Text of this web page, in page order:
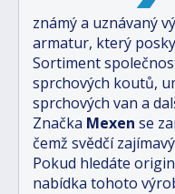
známý a uznávaný
armatur, který
Sortiment
sprchových koutů,
sprchových van a
Značka Mexen se
čemž svědčí
Pokud hledáte
nabídka tohoto